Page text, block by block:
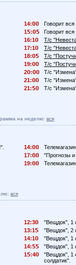
14:
Говорит
1
:
Говорит
16:1
Т/с
17:1
Т/с
18:
Т/с
19:
Т/с
2
:
Т/с
21:
Т/с
21:
Т/с
на неделю: вся
14:
17:
"Прогнозы и
19:
вся
12:3
"Вещдок", 1
13:1
"Вещдок", 2
14:1
"Вещдок", 1
14:
"Вещдок", 1
1
:4
"Вещдок", 1
солдатик".